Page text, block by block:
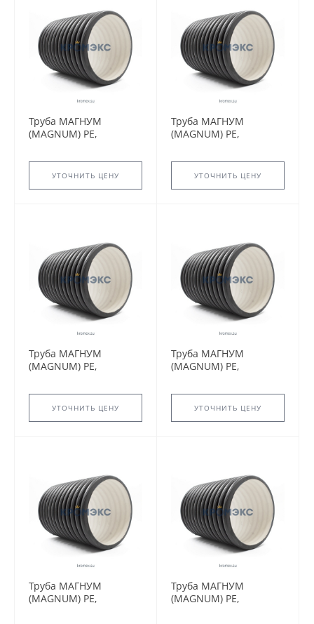
Труба МАГНУМ
(MAGNUM) PE,
УТОЧНИТЬ ЦЕНУ
Труба МАГНУМ
(MAGNUM) PE,
УТОЧНИТЬ ЦЕНУ
Труба МАГНУМ
(MAGNUM) PE,
УТОЧНИТЬ ЦЕНУ
Труба МАГНУМ
(MAGNUM) PE,
УТОЧНИТЬ ЦЕНУ
Труба МАГНУМ
(MAGNUM) PE,
Труба МАГНУМ
(MAGNUM) PE,